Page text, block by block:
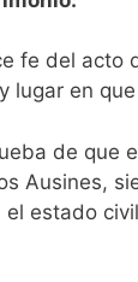
fe del acto
lugar en
de que
Ausines,
estado